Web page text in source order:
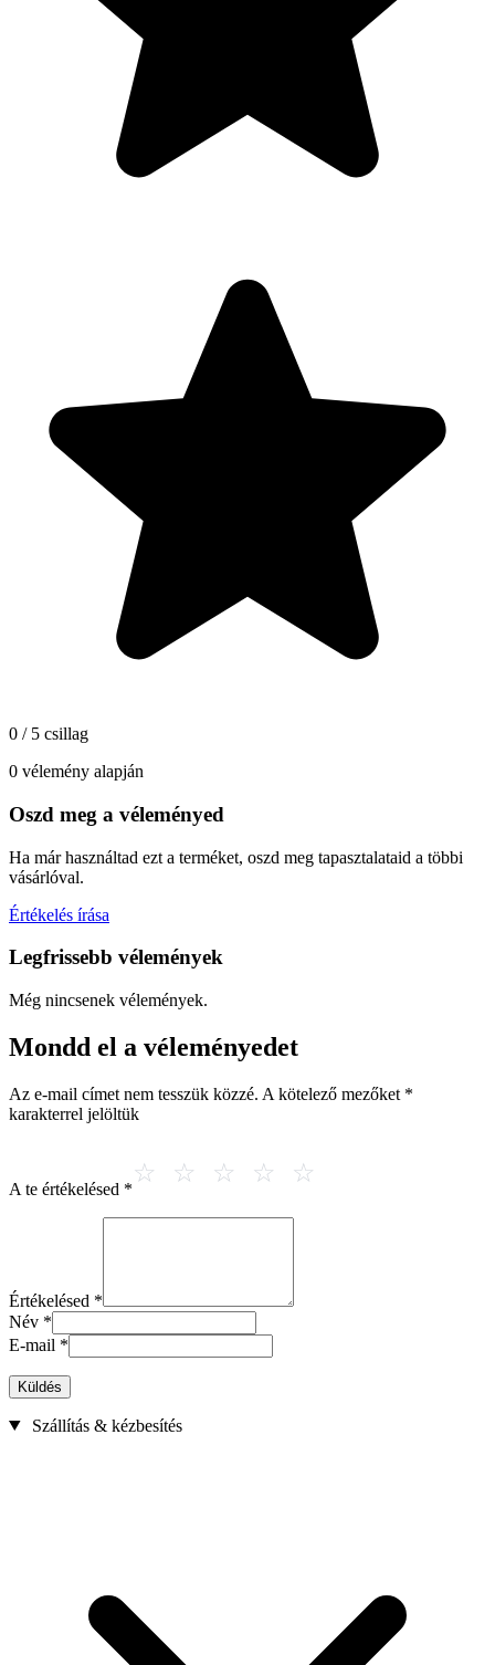
0 / 5 csillag
0 vélemény alapján
Oszd meg a véleményed
Ha már használtad ezt a terméket, oszd meg tapasztalataid a többi
vásárlóval.
Értékelés írása
Legfrissebb vélemények
Még nincsenek vélemények.
Mondd el a véleményedet
Az e-mail címet nem tesszük közzé. A kötelező mezőket *
karakterrel jelöltük
A te értékelésed *
Értékelésed *
Név *
E-mail *
Küldés
Szállítás & kézbesítés